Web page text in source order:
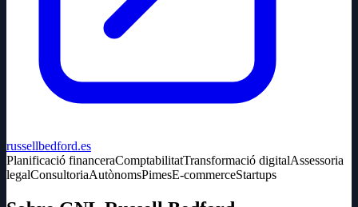
russellbedford.es
Planificació financeraComptabilitatTransformació digitalAssessoria
legalConsultoriaAutònomsPimesE-commerceStartups